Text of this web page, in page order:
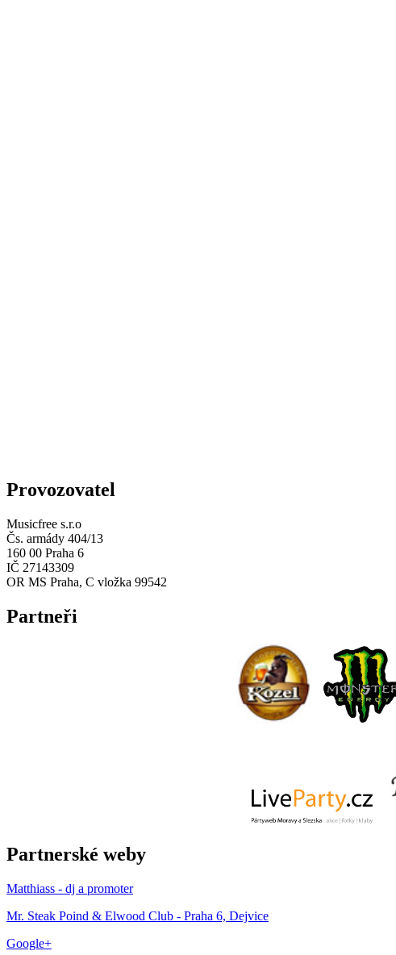
Provozovatel
Musicfree s.r.o
Čs. armády 404/13
160 00 Praha 6
IČ 27143309
OR MS Praha, C vložka 99542
Partneři
Partnerské weby
Matthiass - dj a promoter
Mr. Steak Poind & Elwood Club - Praha 6, Dejvice
Google+